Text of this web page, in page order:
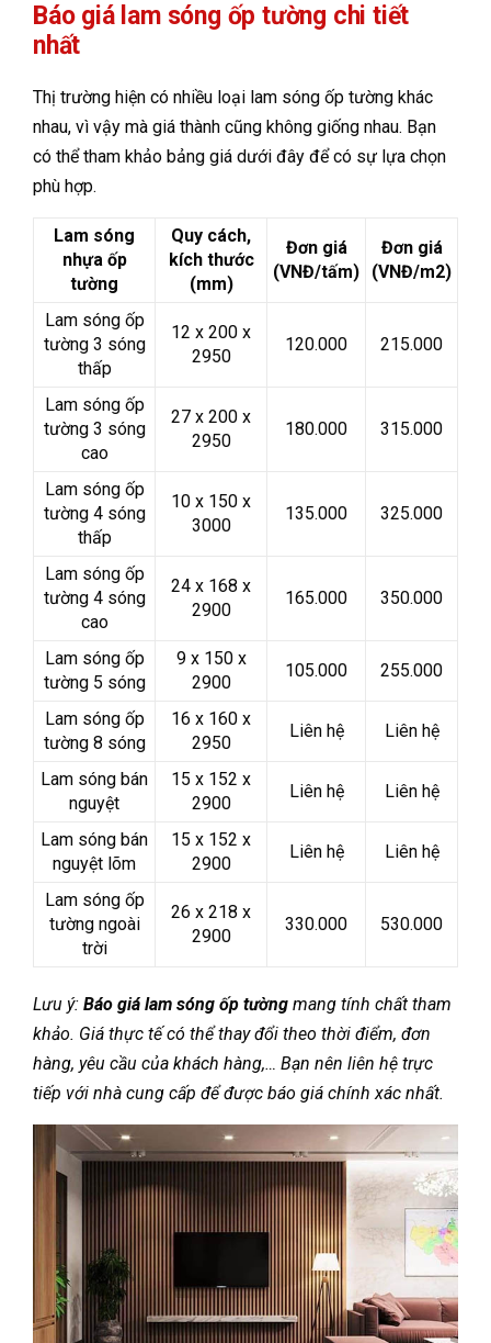
Báo giá lam sóng ốp tường chi tiết
nhất
Thị trường hiện có nhiều loại lam sóng ốp tường khác
nhau, vì vậy mà giá thành cũng không giống nhau. Bạn
có thể tham khảo bảng giá dưới đây để có sự lựa chọn
phù hợp.
Lam sóng
nhựa ốp
tường
Quy cách,
kích thước
(mm)
Đơn giá
(VNĐ/tấm)
Đơn giá
(VNĐ/m2)
Lam sóng ốp
tường 3 sóng
thấp
12 x 200 x
2950
120.000 215.000
Lam sóng ốp
tường 3 sóng
cao
27 x 200 x
2950
180.000 315.000
Lam sóng ốp
tường 4 sóng
thấp
10 x 150 x
3000
135.000 325.000
Lam sóng ốp
tường 4 sóng
cao
24 x 168 x
2900
165.000 350.000
Lam sóng ốp
tường 5 sóng
9 x 150 x
2900
105.000 255.000
Lam sóng ốp
tường 8 sóng
16 x 160 x
2950
Liên hệ Liên hệ
Lam sóng bán
nguyệt
15 x 152 x
2900
Liên hệ Liên hệ
Lam sóng bán
nguyệt lõm
15 x 152 x
2900
Liên hệ Liên hệ
Lam sóng ốp
tường ngoài
trời
26 x 218 x
2900
330.000 530.000
Lưu ý: Báo giá lam sóng ốp tường mang tính chất tham
khảo. Giá thực tế có thể thay đổi theo thời điểm, đơn
hàng, yêu cầu của khách hàng,… Bạn nên liên hệ trực
tiếp với nhà cung cấp để được báo giá chính xác nhất.